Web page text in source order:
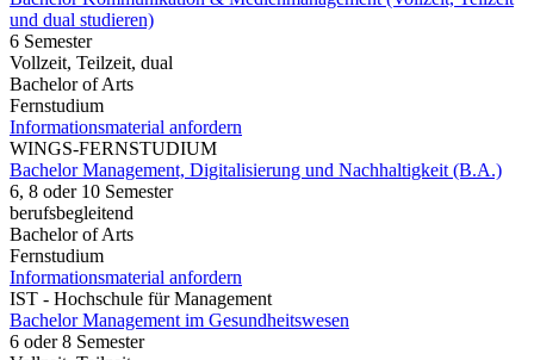
und dual studieren)
6 Semester
Vollzeit, Teilzeit, dual
Bachelor of Arts
Fernstudium
Informationsmaterial anfordern
WINGS-FERNSTUDIUM
Bachelor Management, Digitalisierung und Nachhaltigkeit (B.A.)
6, 8 oder 10 Semester
berufsbegleitend
Bachelor of Arts
Fernstudium
Informationsmaterial anfordern
IST - Hochschule für Management
Bachelor Management im Gesundheitswesen
6 oder 8 Semester